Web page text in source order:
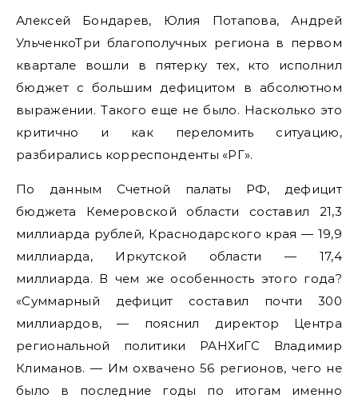
Алексей Бондарев, Юлия Потапова, Андрей
УльченкоТри благополучных региона в первом
квартале вошли в пятерку тех, кто исполнил
бюджет с большим дефицитом в абсолютном
выражении. Такого еще не было. Насколько это
критично и как переломить ситуацию,
разбирались корреспонденты «РГ».
По данным Счетной палаты РФ, дефицит
бюджета Кемеровской области составил 21,3
миллиарда рублей, Краснодарского края — 19,9
миллиарда, Иркутской области — 17,4
миллиарда. В чем же особенность этого года?
«Суммарный дефицит составил почти 300
миллиардов, — пояснил директор Центра
региональной политики РАНХиГС Владимир
Климанов. — Им охвачено 56 регионов, чего не
было в последние годы по итогам именно